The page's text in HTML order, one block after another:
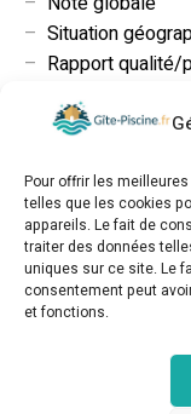
Pour offrir les
telles que les cookies
appareils. Le fait de
traiter des données
uniques sur ce site. Le
consentement peut
et fonctions.
– Situation
– Rapport qualité/
Gîte « La colline